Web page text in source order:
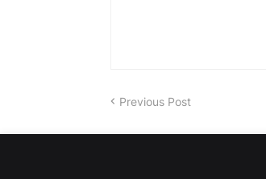
Previous Post